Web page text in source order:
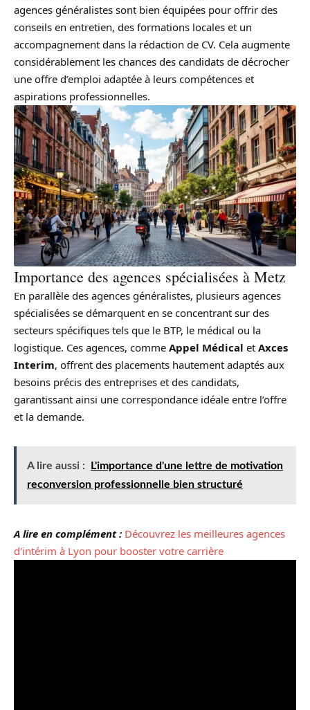
agences généralistes sont bien équipées pour offrir des
conseils en entretien, des formations locales et un
accompagnement dans la rédaction de CV. Cela augmente
considérablement les chances des candidats de décrocher
une offre d’emploi adaptée à leurs compétences et
aspirations professionnelles.
Importance des agences spécialisées à Metz
En parallèle des agences généralistes, plusieurs agences
spécialisées se démarquent en se concentrant sur des
secteurs spécifiques tels que le BTP, le médical ou la
logistique. Ces agences, comme Appel Médical et Axces
Interim, offrent des placements hautement adaptés aux
besoins précis des entreprises et des candidats,
garantissant ainsi une correspondance idéale entre l’offre
et la demande.
A lire aussi :
L'importance d'une lettre de motivation
reconversion professionnelle bien structuré
A lire en complément : Découvrez les meilleures agences
d'intérim à Lyon pour booster votre carrière